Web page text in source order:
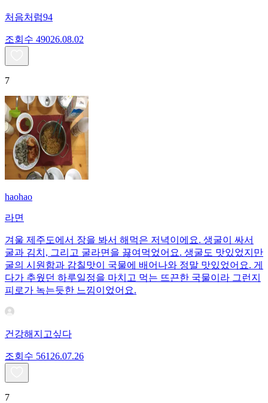
처음처럼94
조회수 49026.08.02
7
haohao
라면
겨울 제주도에서 장을 봐서 해먹은 저녁이에요. 생굴이 싸서
굴과 김치, 그리고 굴라면을 끓여먹었어요. 생굴도 맛있었지만
굴의 시원함과 감칠맛이 국물에 배어나와 정말 맛있었어요. 게
다가 추웠던 하루일정을 마치고 먹는 뜨끈한 국물이라 그런지
피로가 녹는듯한 느낌이었어요.
건강해지고싶다
조회수 561 26.07.26
7